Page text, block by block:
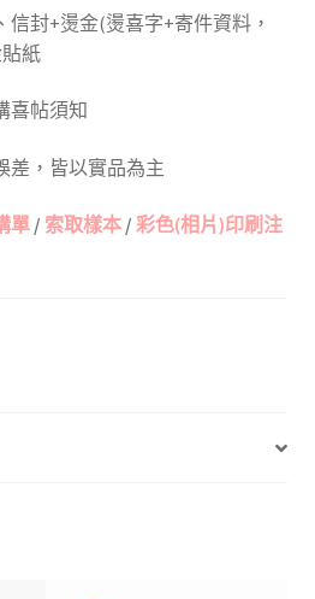
封+燙金(燙喜字+寄件資料，
紙
喜帖須知
差，皆以實品為主
單/ 索取樣本/ 彩色(相片)印刷注